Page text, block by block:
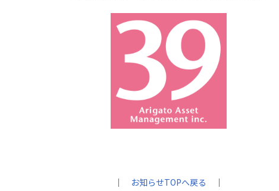
｜ お知らせTOPへ戻る ｜